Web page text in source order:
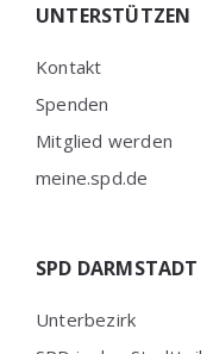
UNTERSTÜTZEN
Kontakt
Spenden
Mitglied werden
meine.spd.de
SPD DARMSTADT
Unterbezirk